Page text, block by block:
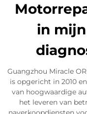
in
Guangzhou Miracle
is opgericht in 2010
van hoogwaardige
het leveren van